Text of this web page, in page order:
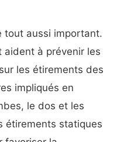
tout aussi important.
à prévenir les
les étirements des
impliqués en
le dos et les
étirements statiques